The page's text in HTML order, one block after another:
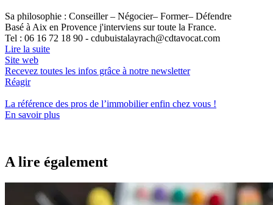
Sa philosophie : Conseiller – Négocier– Former– Défendre
Basé à Aix en Provence j'interviens sur toute la France.
Tel : 06 16 72 18 90 - cdubuistalayrach@cdtavocat.com
Lire la suite
Site web
Recevez toutes les infos grâce à notre newsletter
Réagir
La référence des pros de l’immobilierenfin chez vous !
En savoir plus
A lire également